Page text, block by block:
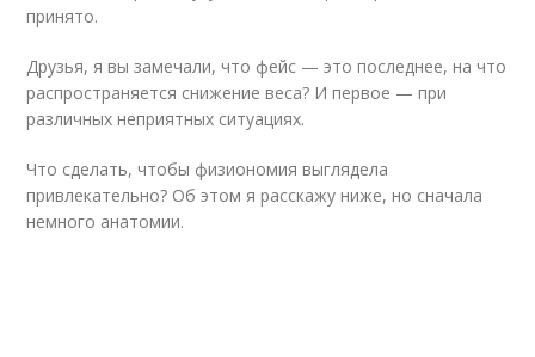
принято.
Друзья, я вы замечали, что фейс — это последнее, на что
распространяется снижение веса? И первое — при
различных неприятных ситуациях.
Что сделать, чтобы физиономия выглядела
привлекательно? Об этом я расскажу ниже, но сначала
немного анатомии.